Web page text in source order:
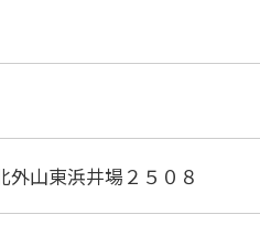
外山東浜井場２５０８